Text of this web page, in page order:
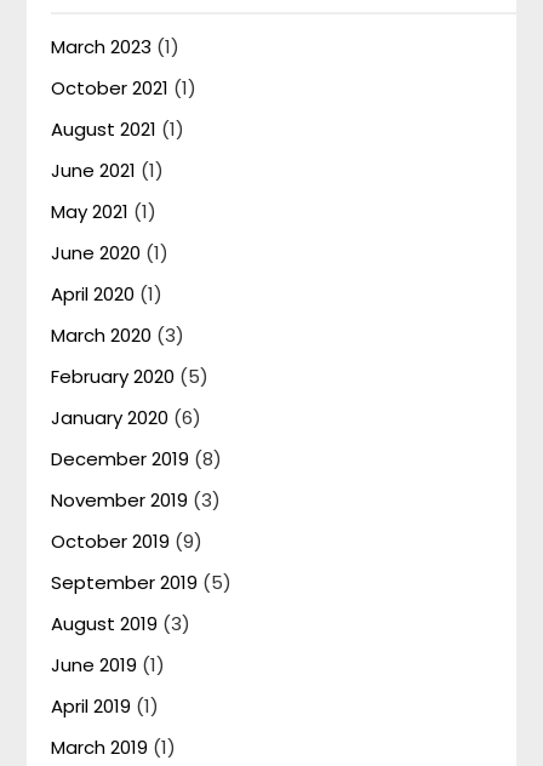
March 2023 (1)
October 2021 (1)
August 2021 (1)
June 2021 (1)
May 2021 (1)
June 2020 (1)
April 2020 (1)
March 2020 (3)
February 2020 (5)
January 2020 (6)
December 2019 (8)
November 2019 (3)
October 2019 (9)
September 2019 (5)
August 2019 (3)
June 2019 (1)
April 2019 (1)
March 2019 (1)